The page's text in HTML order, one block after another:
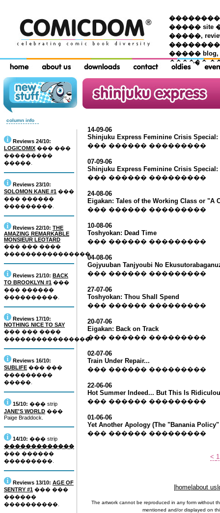
���������
����� site
�����,
����� blog,
������
column info
Reviews 24/10:
LOGICOMIX ��� ���
���������
�����.
Reviews 23/10:
SOLOMON KANE #1 ���
��� ������
���������.
Reviews 22/10: THE
AMAZING REMARKABLE
MONSIEUR LEOTARD
��� ��� ����
����������������.
Reviews 21/10: BACK
TO BROOKLYN #1 ���
��� ������
����������.
Reviews 17/10:
NOTHING NICE TO SAY
��� ��� ����
����������������.
Reviews 16/10:
SUBLIFE ��� ���
���������
�����.
15/10: ��� strip
JANE'S WORLD ���
Paige Braddock.
14/10: ��� strip
�������������
��� ������
���������.
Reviews 13/10: AGE OF
SENTRY #1 ��� ���
������
����������.
14-09-06
Shinjuku Express Feminine Crisis
��� ������ ���������
07-09-06
Shinjuku Express Feminine Crisis
��� ������ ���������
24-08-06
Eigakan: Tales of the Working Class or "A
��� ������ ���������
10-08-06
Toshyokan: Dead Time
��� ������ ���������
04-08-06
Gojyuuban Tanjyoubi No
��� ������ ���������
27-07-06
Toshyokan: Thou Shall Spend
��� ������ ���������
20-07-06
Eigakan: Back on Track
��� ������ ���������
02-07-06
Train Under Repair...
��� ������ ���������
22-06-06
Hot Summer Indeed... But This Is
��� ������ ���������
01-06-06
Yet Another Apology (The "Banania
��� ������ ���������
< 1
home about us
The artwork cannot be reproduced in any form without
mentioned and/or displayed on